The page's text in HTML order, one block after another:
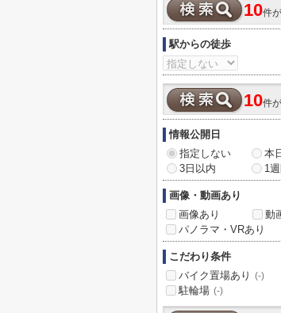
10件
駅からの徒歩
10件
情報公開日
指定しない
本
3日以内
1
画像・動画あり
画像あり
動
パノラマ・VRあり
こだわり条件
バイク置場あり
(-)
駐輪場 (-)